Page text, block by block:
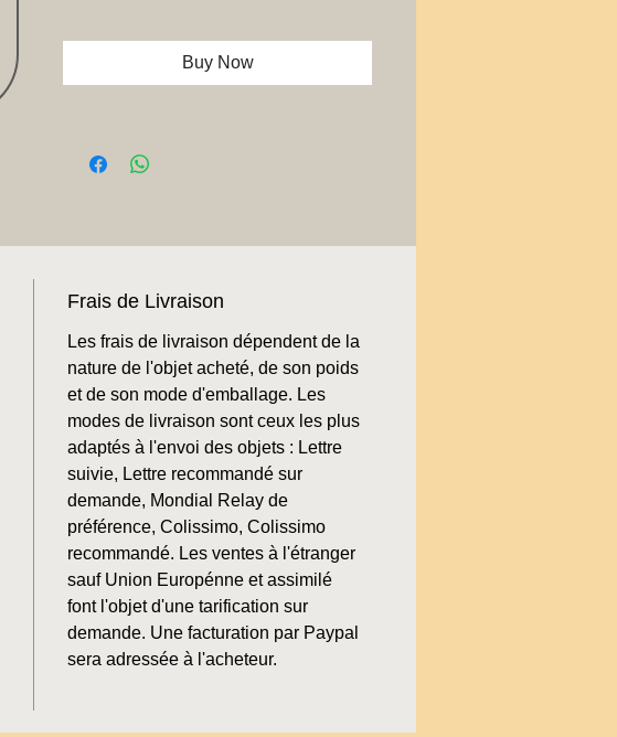
Buy Now
Frais de Livraison
Les frais de livraison dépendent de la
nature de l'objet acheté, de son poids
et de son mode d'emballage. Les
modes de livraison sont ceux les plus
adaptés à l'envoi des objets : Lettre
suivie, Lettre recommandé sur
demande, Mondial Relay de
préférence, Colissimo, Colissimo
recommandé. Les ventes à l'étranger
sauf Union Europénne et assimilé
font l'objet d'une tarification sur
demande. Une facturation par Paypal
sera adressée à l'acheteur.